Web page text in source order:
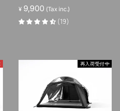
¥ 9,900 (Tax inc.)
(19)
再入荷受付中